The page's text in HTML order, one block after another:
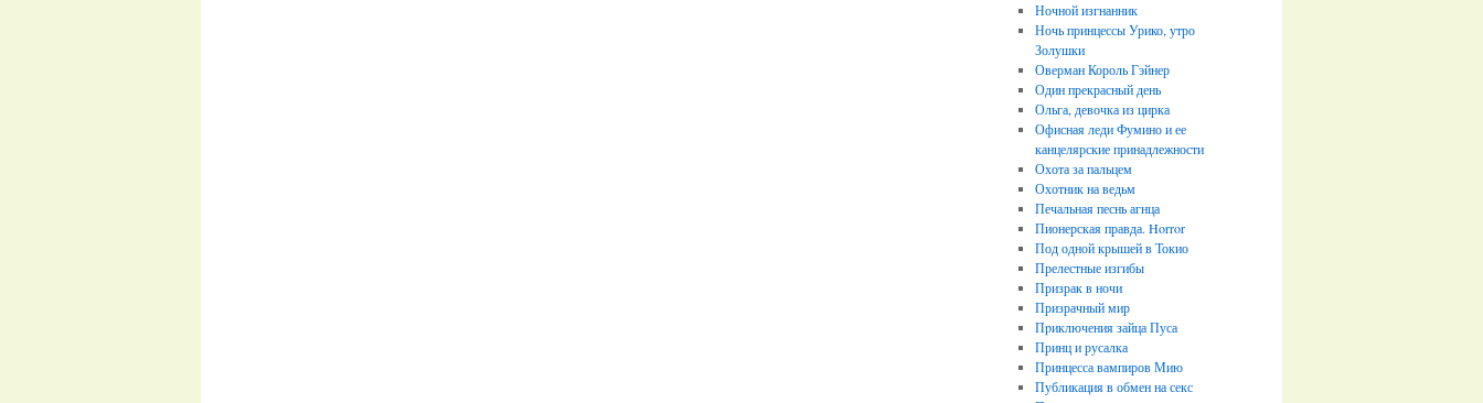
Ночной изгнанник
Ночь принцессы Урико, утро
Золушки
Оверман Король Гэйнер
Один прекрасный день
Ольга, девочка из цирка
Офисная леди Фумино и ее
канцелярские принадлежности
Охота за пальцем
Охотник на ведьм
Печальная песнь агнца
Пионерская правда. Horror
Под одной крышей в Токио
Прелестные изгибы
Призрак в ночи
Призрачный мир
Пpиключения зайца Пуса
Принц и русалка
Принцесса вампиров Мию
Публикация в обмен на секс